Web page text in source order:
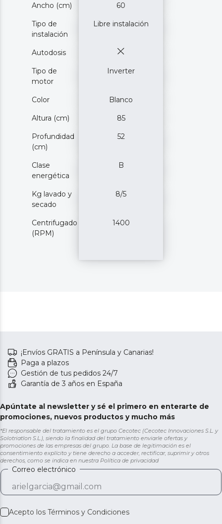
Ancho (cm) 60
Tipo de
instalación
Libre instalación
Autodosis
Tipo de
motor
Inverter
Color Blanco
Altura (cm) 85
Profundidad
(cm)
52
Clase
energética
B
Kg lavado y
secado
8/5
Centrifugado
(RPM)
1400
¡Envíos GRATIS a Península y Canarias!
Paga a plazos
Gestión de tus pedidos 24/7
Garantía de 3 años en España
Apúntate al newsletter y sé el primero en enterarte de
promociones, nuevos productos y mucho más
*El responsable del tratamiento es el grupo Cecotec (Cecotec Innovaciones S.L. y
Solotriatlon S.L.), siendo la finalidad del tratamiento enviarle ofertas y
promociones de las empresas del grupo. La base de legitimación es el
consentimiento explícito y tiene derecho a acceder, rectificar, suprimir y otros
derechos, como se indica en nuestra Política de privacidad
Correo electrónico
Acepto los Términos y Condiciones